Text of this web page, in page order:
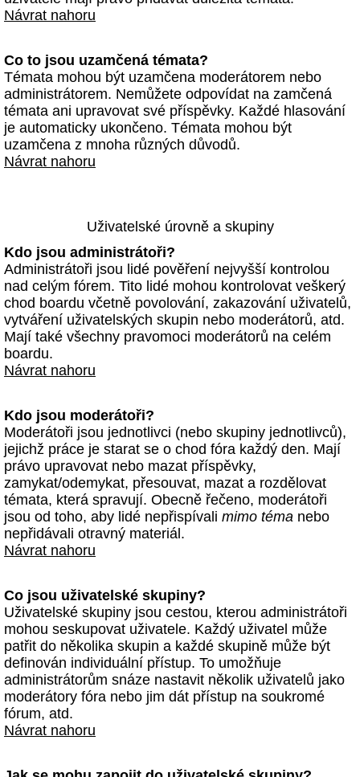
Návrat nahoru
Co to jsou uzamčená témata?
Témata mohou být uzamčena moderátorem nebo
administrátorem. Nemůžete odpovídat na zamčená
témata ani upravovat své příspěvky. Každé hlasování
je automaticky ukončeno. Témata mohou být
uzamčena z mnoha různých důvodů.
Návrat nahoru
Uživatelské úrovně a skupiny
Kdo jsou administrátoři?
Administrátoři jsou lidé pověření nejvyšší kontrolou
nad celým fórem. Tito lidé mohou kontrolovat veškerý
chod boardu včetně povolování, zakazování uživatelů,
vytváření uživatelských skupin nebo moderátorů, atd.
Mají také všechny pravomoci moderátorů na celém
boardu.
Návrat nahoru
Kdo jsou moderátoři?
Moderátoři jsou jednotlivci (nebo skupiny jednotlivců),
jejichž práce je starat se o chod fóra každý den. Mají
právo upravovat nebo mazat příspěvky,
zamykat/odemykat, přesouvat, mazat a rozdělovat
témata, která spravují. Obecně řečeno, moderátoři
jsou od toho, aby lidé nepřispívali mimo téma nebo
nepřidávali otravný materiál.
Návrat nahoru
Co jsou uživatelské skupiny?
Uživatelské skupiny jsou cestou, kterou administrátoři
mohou seskupovat uživatele. Každý uživatel může
patřit do několika skupin a každé skupině může být
definován individuální přístup. To umožňuje
administrátorům snáze nastavit několik uživatelů jako
moderátory fóra nebo jim dát přístup na soukromé
fórum, atd.
Návrat nahoru